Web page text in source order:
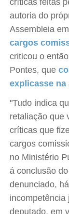
críticas feitas
autoria do
Assembleia
cargos
criticou o
Pontes, que
explicasse
"Tudo indica
retaliação que
críticas que
cargos
no Ministério
á conclusão
denunciado,
incompetência
deputado, em